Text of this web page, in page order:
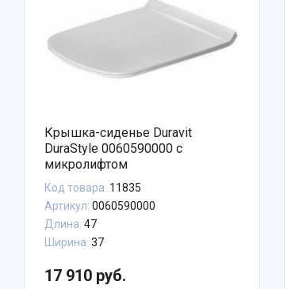
Крышка-сиденье Duravit
DuraStyle 0060590000 с
микролифтом
Код товара: 11835
Артикул: 0060590000
Длина: 47
Ширина: 37
17 910 руб.